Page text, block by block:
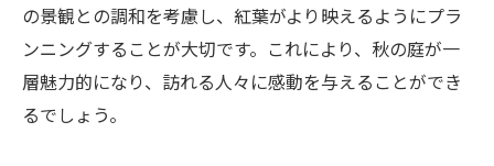
地域の気候に強い植物の選定
土質に合った植物選びのポイント
地域独特の植生を利用した庭作り
在来種を活かした自然庭園の提案
の景観との調和を考慮し、紅葉がより映えるようにプラ
ンニングすることが大切です。これにより、秋の庭が一
層魅力的になり、訪れる人々に感動を与えることができ
るでしょう。